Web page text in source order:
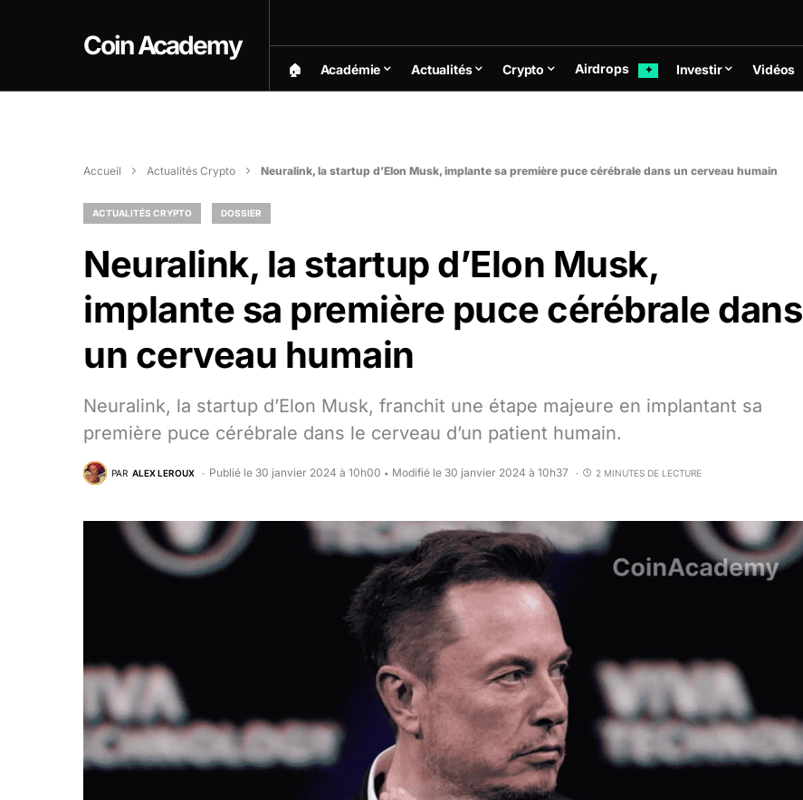
Coin Academy
🏠︎ Académie Actualités Crypto Airdrops ✦ Investir Vidéos
Accueil Actualités Crypto Neuralink, la startup d’Elon Musk, implante sa première puce cérébrale dans un cerveau humain
ACTUALITÉS CRYPTO DOSSIER
Neuralink, la startup d’Elon Musk,
implante sa première puce cérébrale dans
un cerveau humain
Neuralink, la startup d’Elon Musk, franchit une étape majeure en implantant sa
première puce cérébrale dans le cerveau d’un patient humain.
PAR ALEX LEROUX Publié le 30 janvier 2024 à 10h00 • Modifié le 30 janvier 2024 à 10h37 2 MINUTES DE LECTURE